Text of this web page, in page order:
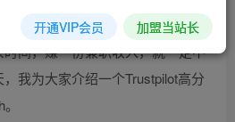
间，赚一份兼职收入，就一定不
我为大家介绍一个Trustpilot高分
开通VIP会员 加盟当站长